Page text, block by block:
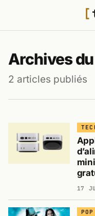
Archives
2 articles publiés
17